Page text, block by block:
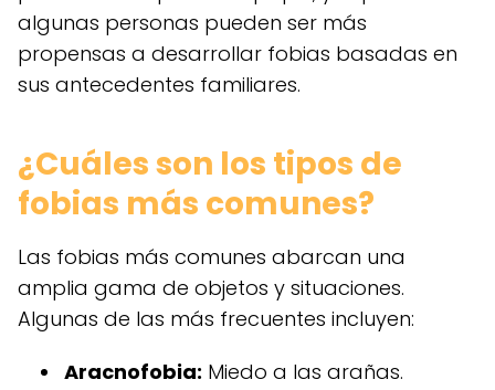
algunas personas pueden ser más
propensas a desarrollar fobias basadas en
sus antecedentes familiares.
¿Cuáles son los tipos de
fobias más comunes?
Las fobias más comunes abarcan una
amplia gama de objetos y situaciones.
Algunas de las más frecuentes incluyen:
Aracnofobia: Miedo a las arañas.